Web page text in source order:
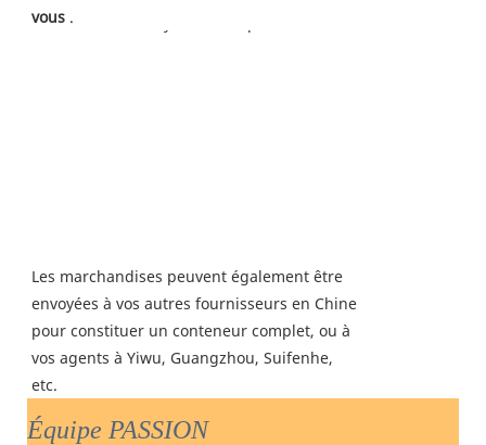
vous .
Les marchandises peuvent également être
envoyées à vos autres fournisseurs en Chine
pour constituer un conteneur complet, ou à
vos agents à Yiwu, Guangzhou, Suifenhe,
etc.
Équipe PASSION